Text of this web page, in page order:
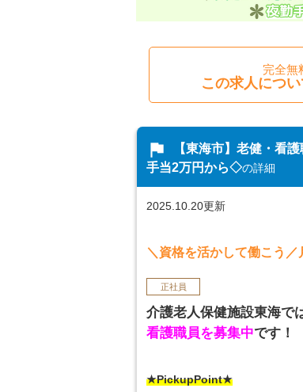
完全無
この求人につ
flag
【東海市】老健・看
手当2万円から◇の詳細
2025.10.20更新
＼資格を活かして働こう
正社員
介護老人保健施設東海で
看護職員を募集中です！
★PickupPoint★